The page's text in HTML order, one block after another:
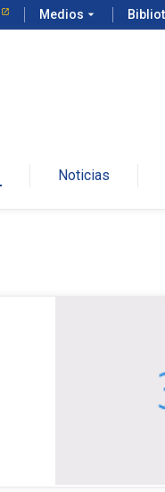
Medios arrow_drop_down
Noticias